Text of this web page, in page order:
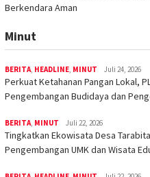
Berkendara Aman
Minut
BERITA, HEADLINE, MINUT Juli 24, 2026
Perkuat Ketahanan Pangan Lokal,
Pengembangan Budidaya dan
BERITA, MINUT Juli 22, 2026
Tingkatkan Ekowisata Desa
Pengembangan UMK dan Wisata